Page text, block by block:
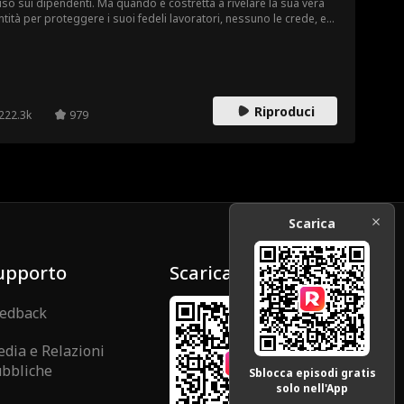
sui dipendenti. Ma quando è costretta a rivelare la sua vera
per proteggere i suoi fedeli lavoratori, nessuno le crede, e
222.3k 979 Riproduci
e Relazioni
Scarica
Scarica
Sblocca episodi gratis
solo nell'App